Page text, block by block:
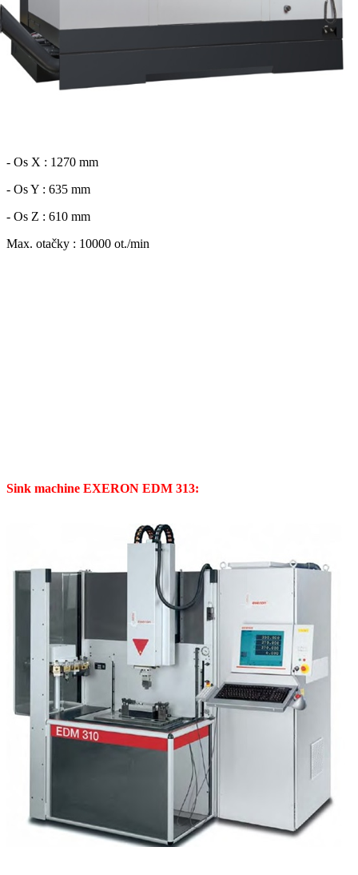
- Os X : 1270 mm
- Os Y : 635 mm
- Os Z : 610 mm
Max. otačky : 10000 ot./min
Sink machine EXERON EDM 313: